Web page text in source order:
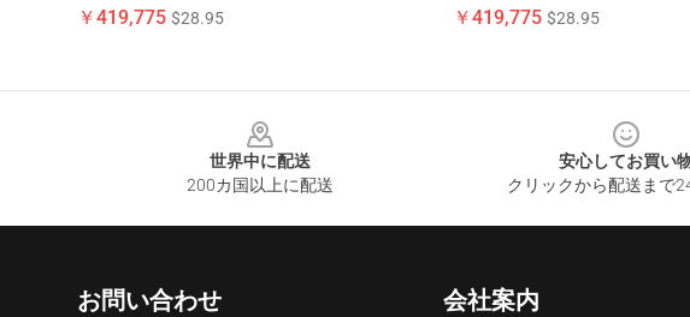
￥419,775 $28.95 ￥419,775 $28.95
世界中に配送
200カ国以上に配送
安心してお買い
クリックから配送まで
お問い合わせ 会社案内